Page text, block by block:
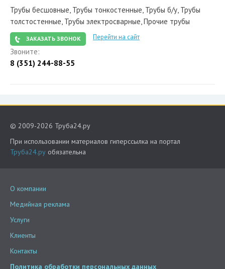
Трубы бесшовные, Трубы тонкостенные, Трубы б/у, Трубы
толстостенные, Трубы электросварные, Прочие трубы
ЗАКАЗАТЬ ЗВОНОК Перейти на сайт
Звоните:
8 (351) 244-88-55
© 2009-2026 Труба24.ру
При использовании материалов гиперссылка на портал
Труба24.ру обязательна
О компании
Медийная реклама
Услуги
Клиенты
Контакты
Политика обработки персональных данных